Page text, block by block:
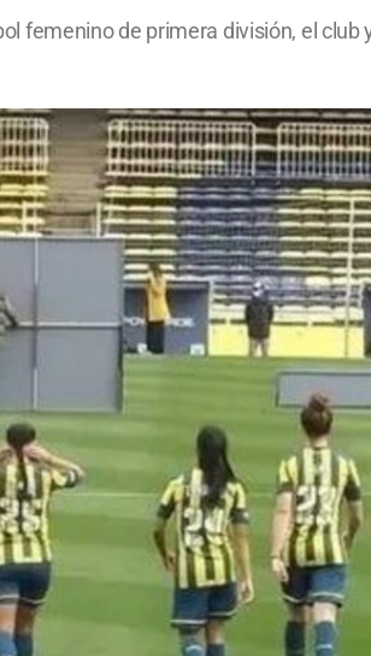
femenino de primera división, el